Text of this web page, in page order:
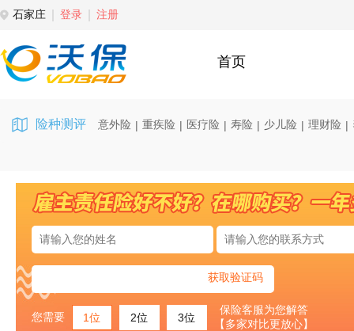
石家庄 登录 注册
首页
险种测评 意外险 | 重疾险 | 医疗险 | 寿险 | 少儿险 | 理财险 |
获取验证码
您需要 1位 2位 3位
保险客服为您解答
【多家对比更放心】